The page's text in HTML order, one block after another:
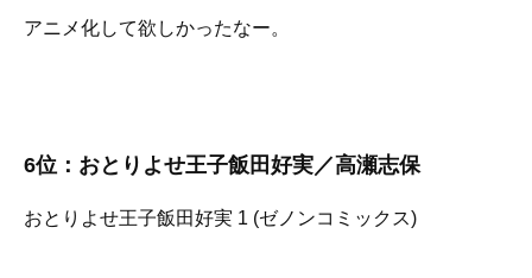
アニメ化して欲しかったなー。
6位：おとりよせ王子飯田好実／高瀬志保
おとりよせ王子飯田好実 1 (ゼノンコミックス)